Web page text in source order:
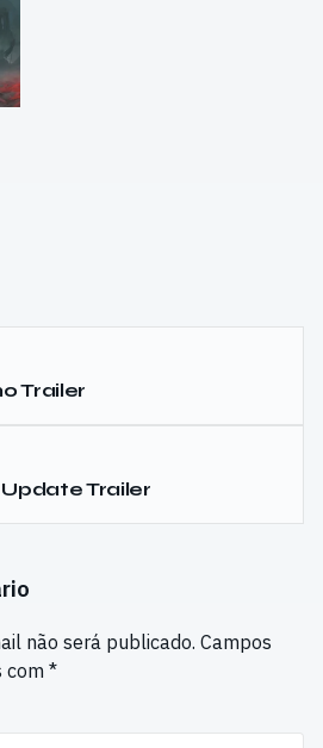
Trailer
Update Trailer
não será publicado. Campos
com *